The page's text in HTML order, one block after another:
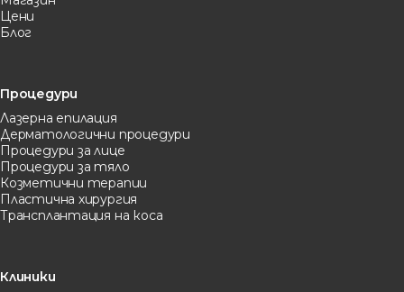
Цени
Блог
Процедури
Лазерна eпилация
Дерматологични процедури
Процедури за лице
Процедури за тяло
Козметични терапии
Пластична хирургия
Трансплантация на коса
Клиники